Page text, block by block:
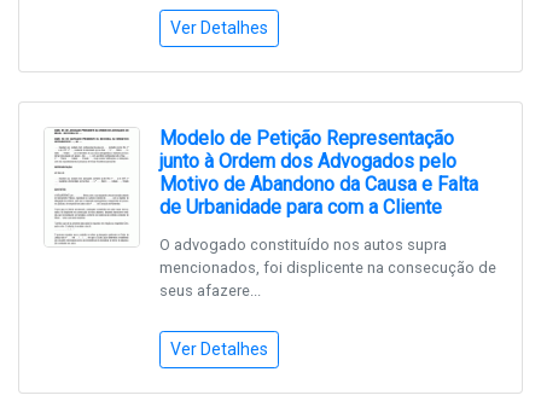
Ver Detalhes
Modelo de Petição Representação
junto à Ordem dos Advogados pelo
Motivo de Abandono da Causa e Falta
de Urbanidade para com a Cliente
O advogado constituído nos autos supra
mencionados, foi displicente na consecução de
seus afazere...
Ver Detalhes